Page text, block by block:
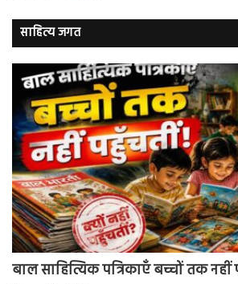
साहित्य जगत
बाल साहित्यिक पत्रिकाएँ बच्चों तक नहीं